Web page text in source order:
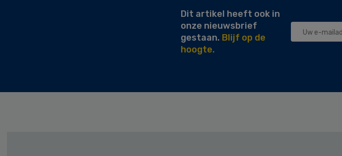
Dit artikel heeft ook in
onze nieuwsbrief
gestaan. Blijf op de
hoogte.